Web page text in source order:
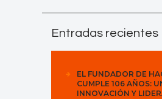
Entradas recientes
EL FUNDADOR DE
CUMPLE 106 AÑOS:
INNOVACIÓN Y